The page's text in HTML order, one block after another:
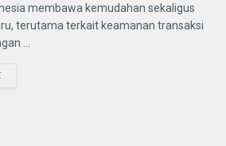
membawa kemudahan sekaligus
terutama terkait keamanan transaksi
...